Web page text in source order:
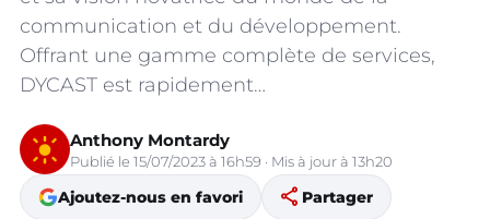
communication et du développement.
Offrant une gamme complète de services,
DYCAST est rapidement…
Anthony Montardy
Publié le 15/07/2023 à 16h59 · Mis à jour à 13h20
Ajoutez-nous en favori share Partager